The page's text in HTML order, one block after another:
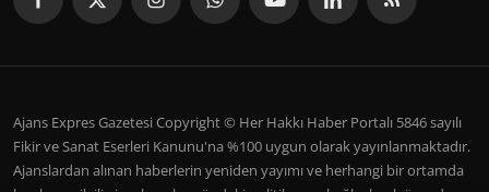
Ajans Expres Gazetesi Copyright © Her Hakkı Haber Portalı 5846 sayılı
Fikir ve Sanat Eserleri Kanunu'na %100 uygun olarak yayınlanmaktadır.
Ajanslardan alınan haberlerin yeniden yayımı ve herhangi bir ortamda